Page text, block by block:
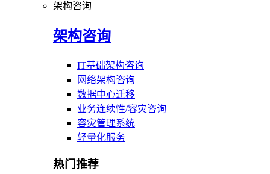
架构咨询
架构咨询
IT基础架构咨询
网络架构咨询
数据中心迁移
业务连续性/容灾咨询
容灾管理系统
轻量化服务
热门推荐